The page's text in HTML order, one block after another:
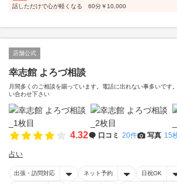
話しただけで心が軽くなる 60分￥10,000
店舗公式
幸志館 よろづ相談
月間多くのご相談を賜っています。電話に出れない事多いです
い合わせ下さい
4.32 口コミ 20件 写真 15
占い
出張・訪問対応 ネット予約 日祝OK